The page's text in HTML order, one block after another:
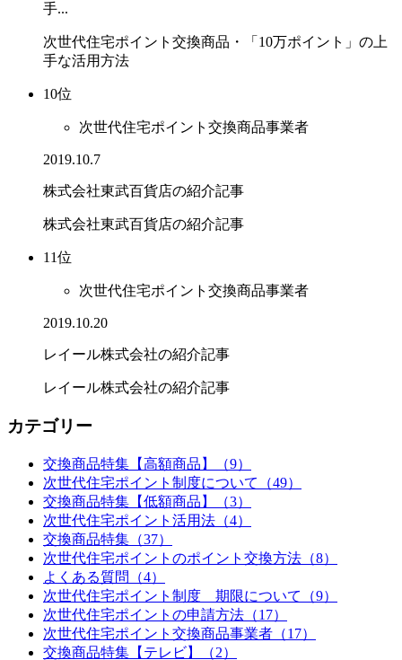
手...
次世代住宅ポイント交換商品・「10万ポイント」の上
手な活用方法
10位
次世代住宅ポイント交換商品事業者
2019.10.7
株式会社東武百貨店の紹介記事
株式会社東武百貨店の紹介記事
11位
次世代住宅ポイント交換商品事業者
2019.10.20
レイール株式会社の紹介記事
レイール株式会社の紹介記事
カテゴリー
交換商品特集【高額商品】（9）
次世代住宅ポイント制度について（49）
交換商品特集【低額商品】（3）
次世代住宅ポイント活用法（4）
交換商品特集（37）
次世代住宅ポイントのポイント交換方法（8）
よくある質問（4）
次世代住宅ポイント制度 期限について（9）
次世代住宅ポイントの申請方法（17）
次世代住宅ポイント交換商品事業者（17）
交換商品特集【テレビ】（2）